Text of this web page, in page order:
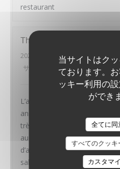
当サイトはク
ております。
ッキー利用の
ができ
全てに同
すべてのクッキ
カスタマ
restaurant
Thierry
2026-07-30
- 20:00 - ゲスト 2
サービス
/5 雰囲気: 4/5 メ
L’année dernière en Avril on
anniversaire. Tout était
très déçu. Les plats étaient
au dessous de standard. Le
d’agneau n’avait pas de goût
salée. Aubergine faite sans
LE